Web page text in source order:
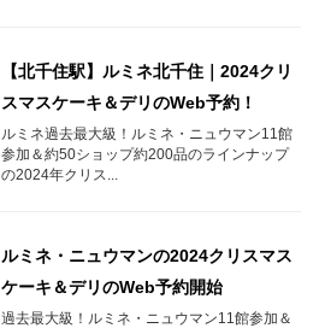
【北千住駅】ルミネ北千住｜2024クリ
スマスケーキ＆デリのWeb予約！
ルミネ過去最大級！ルミネ・ニュウマン11館
参加＆約50ショップ約200品のラインナップ
の2024年クリス...
ルミネ・ニュウマンの2024クリスマス
ケーキ＆デリのWeb予約開始
過去最大級！ルミネ・ニュウマン11館参加＆